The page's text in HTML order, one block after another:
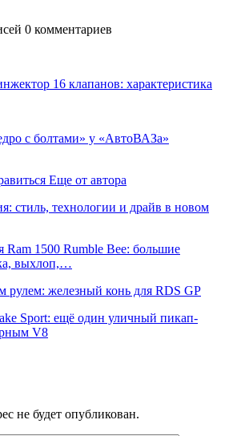
0 комментариев
16 клапанов: характеристика
с болтами» у «АвтоВАЗа»
Еще от автора
стиль, технологии и драйв в новом
Ram 1500 Rumble Bee: большие
выхлоп,…
рулем: железный конь для RDS GP
Sport: ещё один уличный пикап-
V8
не будет опубликован.